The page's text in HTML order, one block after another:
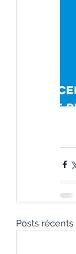
Posts récents